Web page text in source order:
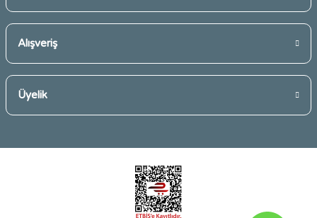
Alışveriş
Üyelik